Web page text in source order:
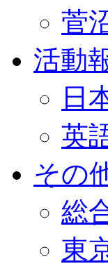
菅
活動
日
英
その
総
東